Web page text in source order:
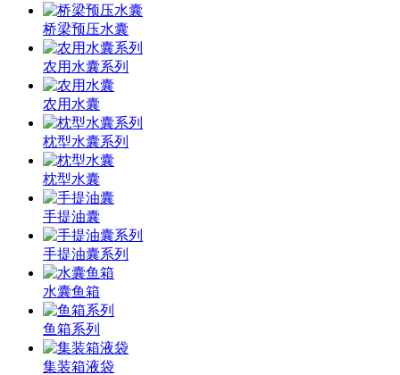
桥梁预压水囊
农用水囊系列
农用水囊
枕型水囊系列
枕型水囊
手提油囊
手提油囊系列
水囊鱼箱
鱼箱系列
集装箱液袋